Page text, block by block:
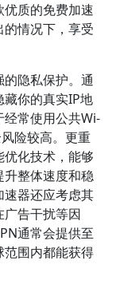
质的免费加速
情况下，享受
隐私保护。通
你的真实IP地
常使用公共Wi-
险较高。更重
化技术，能够
整体速度和稳
速器还应考虑其
告干扰等因
通常会提供至
范围内都能获得